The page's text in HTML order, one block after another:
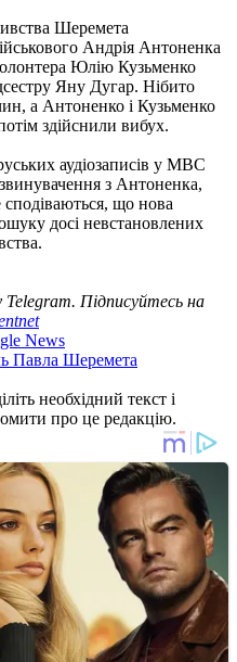
Шеремета
Андрія Антоненка
Юлію Кузьменко
Яну Дугар. Нібито
а Антоненко і Кузьменко
здійснили вибух.
аудіозаписів у МВС
з Антоненка,
сподіваються, що нова
досі невстановлених
Telegram. Підписуйтесь на
News
Павла Шеремета
необхідний текст і
про це редакцію.